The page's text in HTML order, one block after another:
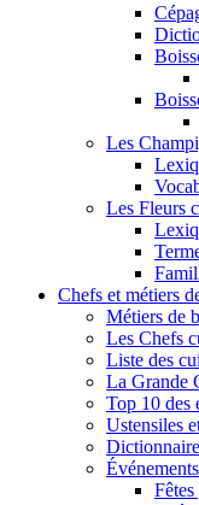
Les
Les Fleurs
Chefs et métiers
Métiers de
Les Chefs
Liste des
La Grande
Top 10 des
Ustensiles